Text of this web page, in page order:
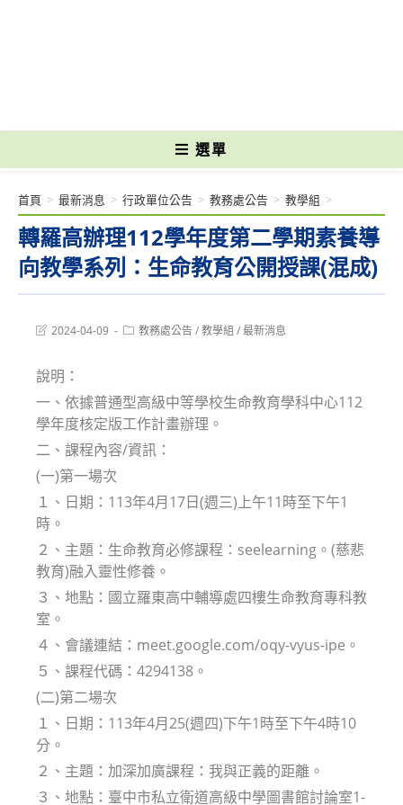
選單
轉羅高辦理112學年度第二學期素養導
向教學系列：生命教育公開授課(混成)
首頁 > 最新消息 > 行政單位公告 > 教務處公告 > 教學組 >
Post2024-04-09
Post教務處公告/教學組 /最新消息
說明：
一、依據普通型高級中等學校生命教育學科中心112
學年度核定版工作計畫辦理。
二、課程內容/資訊：
(一)第一場次
１、日期：113年4月17日(週三)上午11時至下午1
時。
２、主題：生命教育必修課程：seelearning。(慈悲
教育)融入靈性修養。
３、地點：國立羅東高中輔導處四樓生命教育專科教
室。
４、會議連結：meet.google.com/oqy-vyus-ipe。
５、課程代碼：4294138。
(二)第二場次
１、日期：113年4月25(週四)下午1時至下午4時10
分。
２、主題：加深加廣課程：我與正義的距離。
３、地點：臺中市私立衛道高級中學圖書館討論室1-